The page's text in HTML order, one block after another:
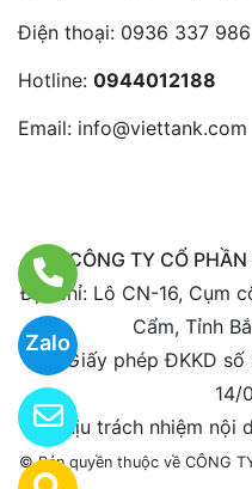
Zalo
Điện thoại: 0936 337 986
Hotline: 0944012188
Email: info@viettank.com
CÔNG TY CỔ
Địa chỉ: Lô CN-16, Cụm
Cẩm, Tỉnh
Giấy phép ĐKKD
14/
Chịu trách nhiệm nội
© Bản quyền thuộc về CÔNG